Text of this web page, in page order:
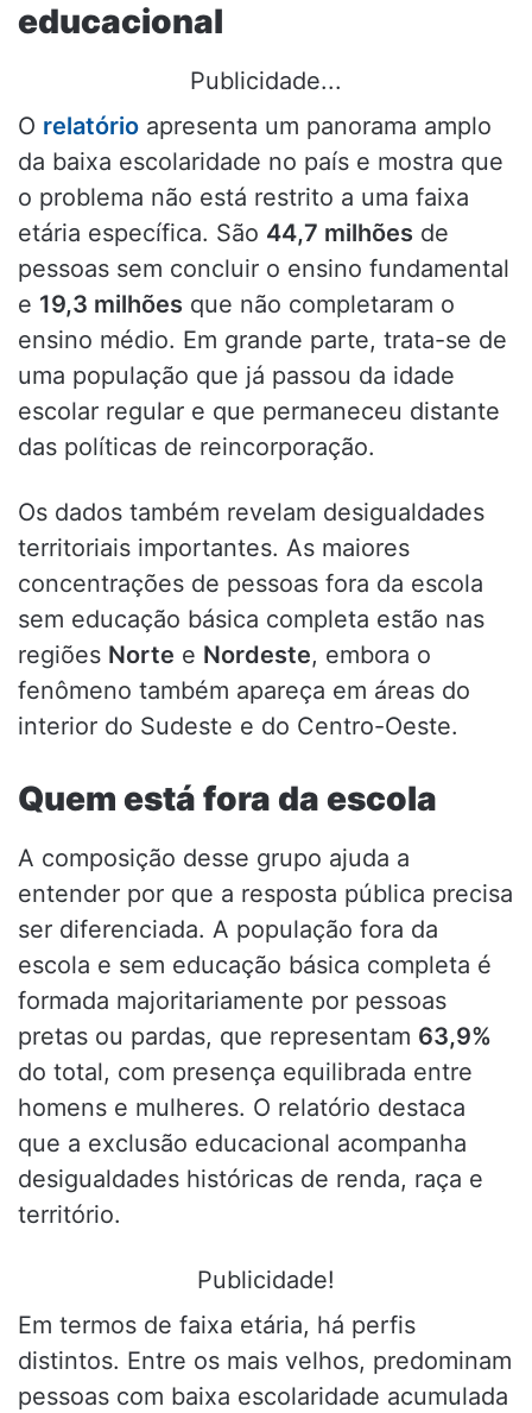
educacional
Publicidade...
O relatório apresenta um panorama amplo
da baixa escolaridade no país e mostra que
o problema não está restrito a uma faixa
etária específica. São 44,7 milhões de
pessoas sem concluir o ensino fundamental
e 19,3 milhões que não completaram o
ensino médio. Em grande parte, trata-se de
uma população que já passou da idade
escolar regular e que permaneceu distante
das políticas de reincorporação.
Os dados também revelam desigualdades
territoriais importantes. As maiores
concentrações de pessoas fora da escola
sem educação básica completa estão nas
regiões Norte e Nordeste, embora o
fenômeno também apareça em áreas do
interior do Sudeste e do Centro-Oeste.
Quem está fora da escola
A composição desse grupo ajuda a
entender por que a resposta pública precisa
ser diferenciada. A população fora da
escola e sem educação básica completa é
formada majoritariamente por pessoas
pretas ou pardas, que representam 63,9%
do total, com presença equilibrada entre
homens e mulheres. O relatório destaca
que a exclusão educacional acompanha
desigualdades históricas de renda, raça e
território.
Publicidade!
Em termos de faixa etária, há perfis
distintos. Entre os mais velhos, predominam
pessoas com baixa escolaridade acumulada